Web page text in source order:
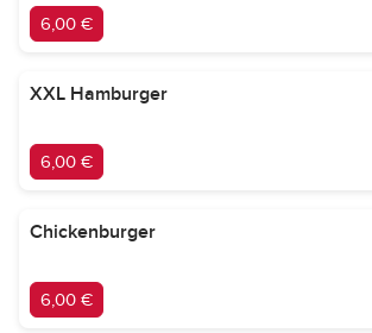
6,00 €
XXL Hamburger
6,00 €
Chickenburger
6,00 €